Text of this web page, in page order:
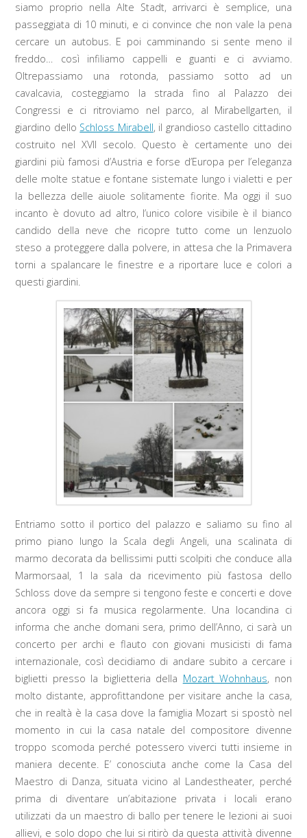
siamo proprio nella Alte Stadt, arrivarci è semplice, una
passeggiata di 10 minuti, e ci convince che non vale la pena
cercare un autobus. E poi camminando si sente meno il
freddo… così infiliamo cappelli e guanti e ci avviamo.
Oltrepassiamo una rotonda, passiamo sotto ad un
cavalcavia, costeggiamo la strada fino al Palazzo dei
Congressi e ci ritroviamo nel parco, al Mirabellgarten, il
giardino dello Schloss Mirabell, il grandioso castello cittadino
costruito nel XVII secolo. Questo è certamente uno dei
giardini più famosi d’Austria e forse d’Europa per l’eleganza
delle molte statue e fontane sistemate lungo i vialetti e per
la bellezza delle aiuole solitamente fiorite. Ma oggi il suo
incanto è dovuto ad altro, l’unico colore visibile è il bianco
candido della neve che ricopre tutto come un lenzuolo
steso a proteggere dalla polvere, in attesa che la Primavera
torni a spalancare le finestre e a riportare luce e colori a
questi giardini.
Entriamo sotto il portico del palazzo e saliamo su fino al
primo piano lungo la Scala degli Angeli, una scalinata di
marmo decorata da bellissimi putti scolpiti che conduce alla
Marmorsaal, 1 la sala da ricevimento più fastosa dello
Schloss dove da sempre si tengono feste e concerti e dove
ancora oggi si fa musica regolarmente. Una locandina ci
informa che anche domani sera, primo dell’Anno, ci sarà un
concerto per archi e flauto con giovani musicisti di fama
internazionale, così decidiamo di andare subito a cercare i
biglietti presso la biglietteria della Mozart Wohnhaus, non
molto distante, approfittandone per visitare anche la casa,
che in realtà è la casa dove la famiglia Mozart si spostò nel
momento in cui la casa natale del compositore divenne
troppo scomoda perché potessero viverci tutti insieme in
maniera decente. E’ conosciuta anche come la Casa del
Maestro di Danza, situata vicino al Landestheater, perché
prima di diventare un’abitazione privata i locali erano
utilizzati da un maestro di ballo per tenere le lezioni ai suoi
allievi, e solo dopo che lui si ritirò da questa attività divenne